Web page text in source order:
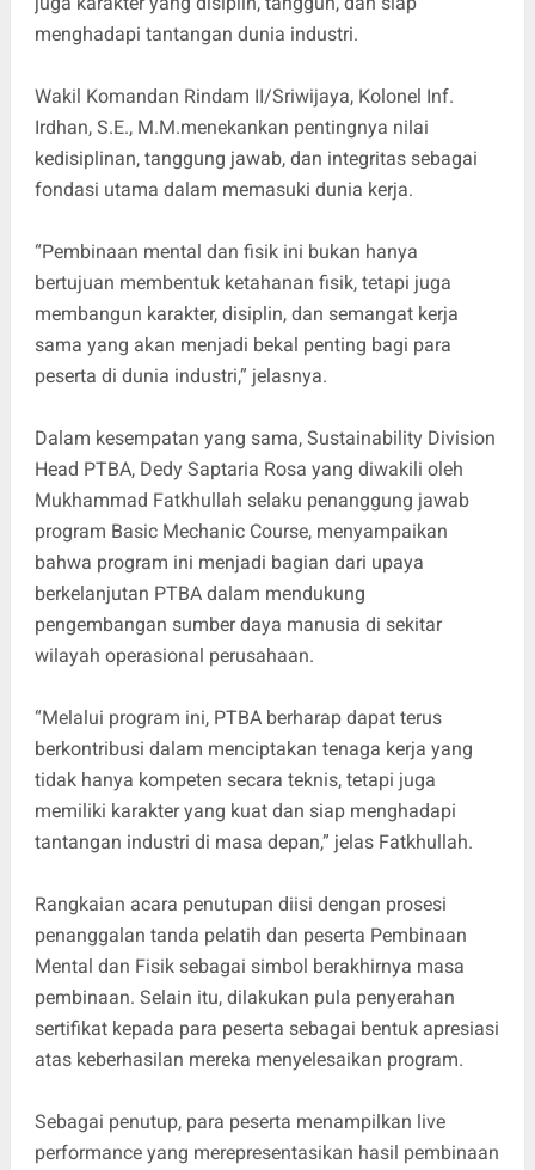
menghadapi tantangan dunia industri.
Wakil Komandan Rindam II/Sriwijaya, Kolonel Inf.
Irdhan, S.E., M.M.menekankan pentingnya nilai
kedisiplinan, tanggung jawab, dan integritas sebagai
fondasi utama dalam memasuki dunia kerja.
“Pembinaan mental dan fisik ini bukan hanya
bertujuan membentuk ketahanan fisik, tetapi juga
membangun karakter, disiplin, dan semangat kerja
sama yang akan menjadi bekal penting bagi para
peserta di dunia industri,” jelasnya.
Dalam kesempatan yang sama, Sustainability Division
Head PTBA, Dedy Saptaria Rosa yang diwakili oleh
Mukhammad Fatkhullah selaku penanggung jawab
program Basic Mechanic Course, menyampaikan
bahwa program ini menjadi bagian dari upaya
berkelanjutan PTBA dalam mendukung
pengembangan sumber daya manusia di sekitar
wilayah operasional perusahaan.
“Melalui program ini, PTBA berharap dapat terus
berkontribusi dalam menciptakan tenaga kerja yang
tidak hanya kompeten secara teknis, tetapi juga
memiliki karakter yang kuat dan siap menghadapi
tantangan industri di masa depan,” jelas Fatkhullah.
Rangkaian acara penutupan diisi dengan prosesi
penanggalan tanda pelatih dan peserta Pembinaan
Mental dan Fisik sebagai simbol berakhirnya masa
pembinaan. Selain itu, dilakukan pula penyerahan
sertifikat kepada para peserta sebagai bentuk apresiasi
atas keberhasilan mereka menyelesaikan program.
Sebagai penutup, para peserta menampilkan live
performance yang merepresentasikan hasil pembinaan